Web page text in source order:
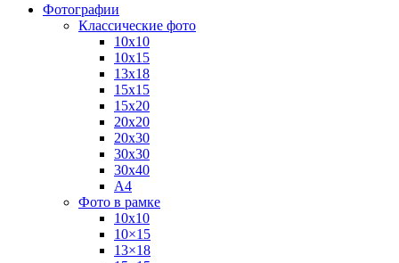
Фотографии
Классические фото
10х10
10х15
13х18
15х15
15х20
20х20
20х30
30х30
30х40
А4
Фото в рамке
10х10
10×15
13×18